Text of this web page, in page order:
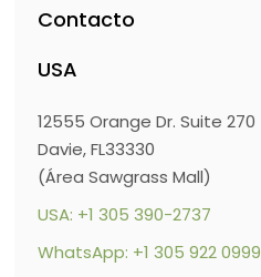
Contacto
USA
12555 Orange Dr. Suite 270
Davie, FL33330
(Área Sawgrass Mall)
USA: +1 305 390-2737
WhatsApp: +1 305 922 0999